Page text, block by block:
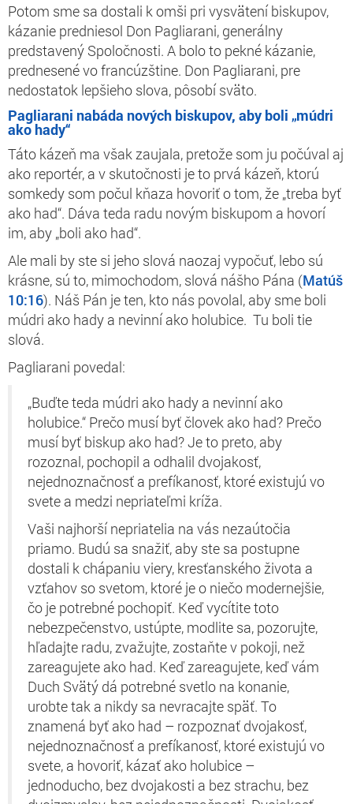
Potom sme sa dostali k omši pri vysvätení biskupov,
kázanie predniesol Don Pagliarani, generálny
predstavený Spoločnosti. A bolo to pekné kázanie,
prednesené vo francúzštine. Don Pagliarani, pre
nedostatok lepšieho slova, pôsobí sväto.
Pagliarani nabáda nových biskupov, aby boli „múdri
ako hady“
Táto kázeň ma však zaujala, pretože som ju počúval aj
ako reportér, a v skutočnosti je to prvá kázeň, ktorú
somkedy som počul kňaza hovoriť o tom, že „treba byť
ako had“. Dáva teda radu novým biskupom a hovorí
im, aby „boli ako had“.
Ale mali by ste si jeho slová naozaj vypočuť, lebo sú
krásne, sú to, mimochodom, slová nášho Pána (Matúš
10:16). Náš Pán je ten, kto nás povolal, aby sme boli
múdri ako hady a nevinní ako holubice. Tu boli tie
slová.
Pagliarani povedal:
„Buďte teda múdri ako hady a nevinní ako
holubice.“ Prečo musí byť človek ako had? Prečo
musí byť biskup ako had? Je to preto, aby
rozoznal, pochopil a odhalil dvojakosť,
nejednoznačnosť a prefíkanosť, ktoré existujú vo
svete a medzi nepriateľmi kríža.
Vaši najhorší nepriatelia na vás nezaútočia
priamo. Budú sa snažiť, aby ste sa postupne
dostali k chápaniu viery, kresťanského života a
vzťahov so svetom, ktoré je o niečo modernejšie,
čo je potrebné pochopiť. Keď vycítite toto
nebezpečenstvo, ustúpte, modlite sa, pozorujte,
hľadajte radu, zvažujte, zostaňte v pokoji, než
zareagujete ako had. Keď zareagujete, keď vám
Duch Svätý dá potrebné svetlo na konanie,
urobte tak a nikdy sa nevracajte späť. To
znamená byť ako had – rozpoznať dvojakosť,
nejednoznačnosť a prefíkanosť, ktoré existujú vo
svete, a hovoriť, kázať ako holubice –
jednoducho, bez dvojakosti a bez strachu, bez